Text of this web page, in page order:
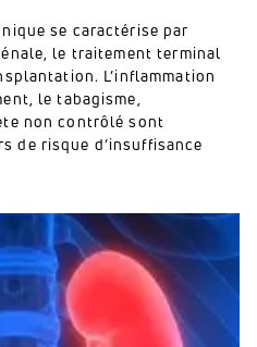
se caractérise par
le traitement terminal
L’inflammation
le tabagisme,
non contrôlé sont
de risque d’insuffisance